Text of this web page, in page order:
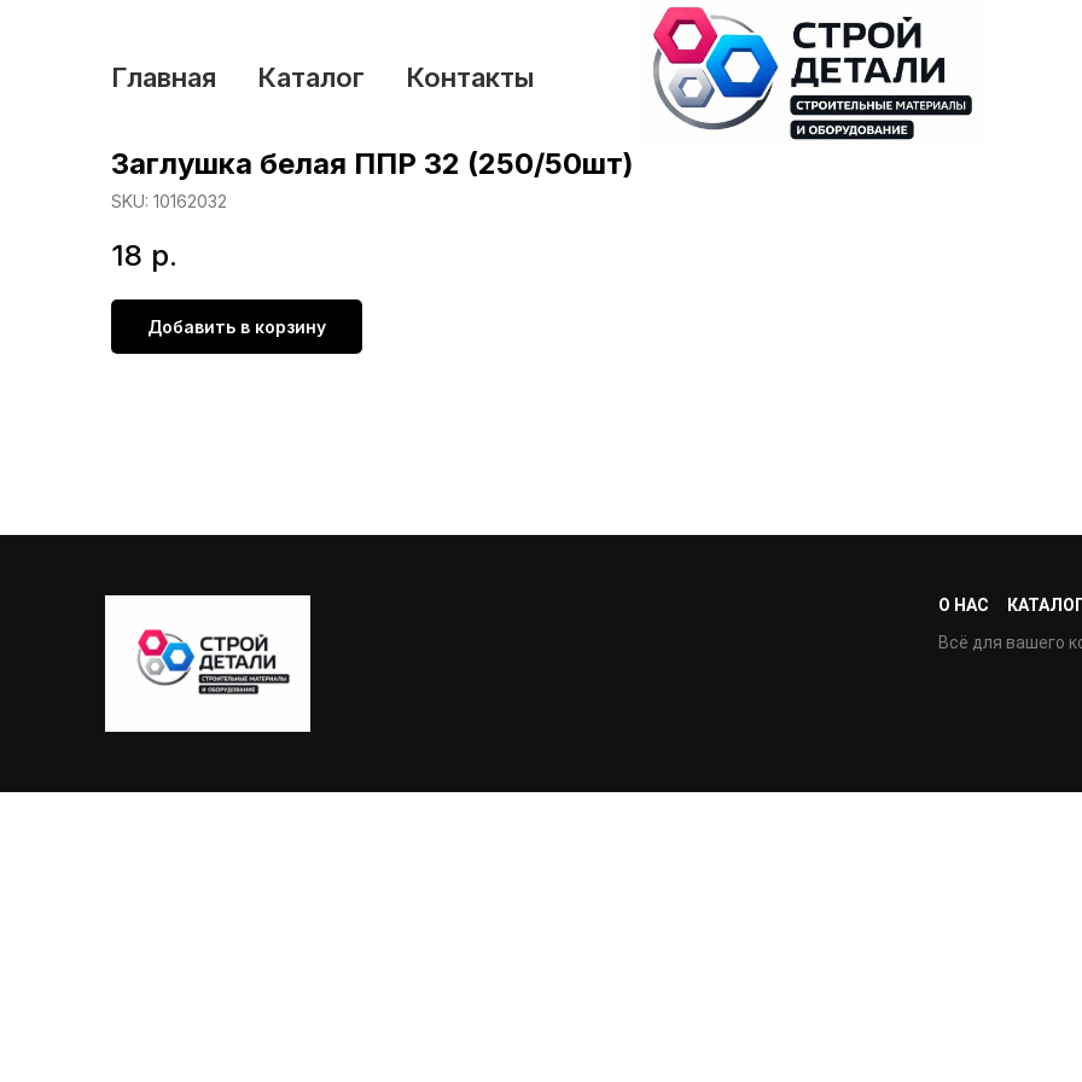
Главная Каталог Контакты
Заглушка белая ППР 32 (250/50шт)
SKU: 10162032
18 р.
Добавить в корзину
О НАС
Всё для вашего